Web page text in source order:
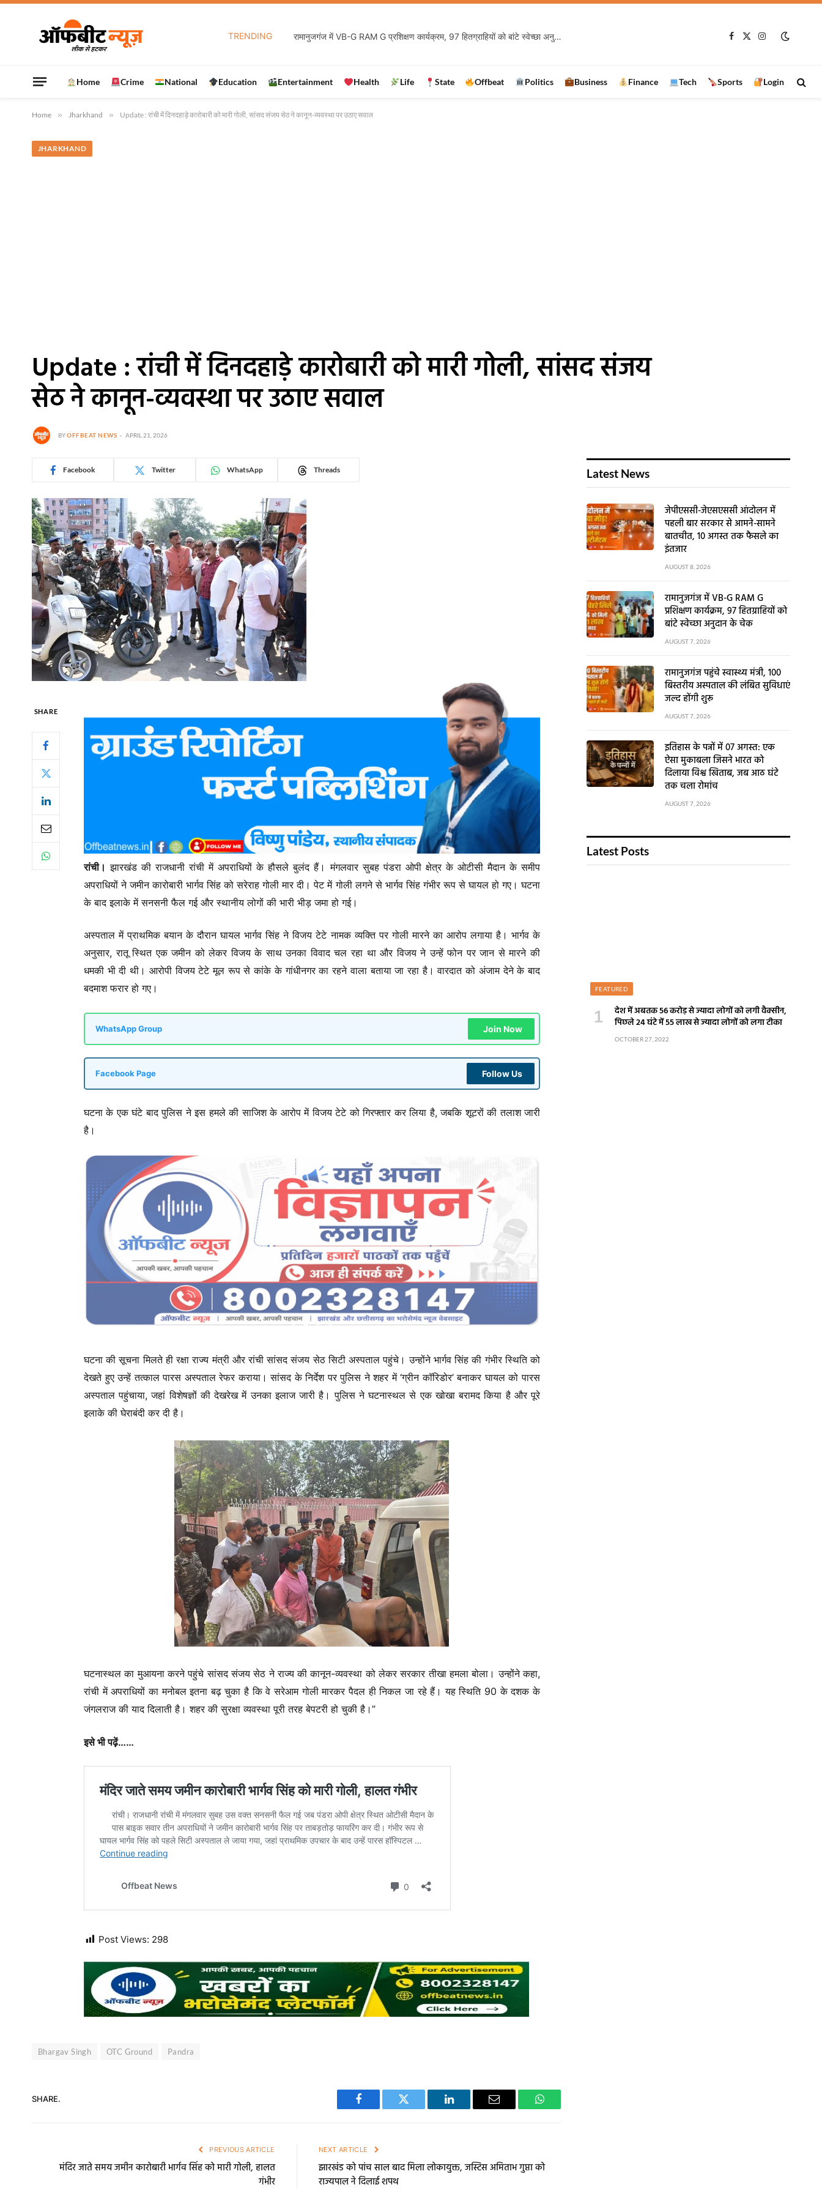
TRENDING रामानुजगंज में VB-G RAM G प्रशिक्षण कार्यक्रम, 97 हितग्राहियों को बांटे स्वेच्छा अनुदान के चेक
Facebook
X
Instagram
Home Crime National Education Entertainment Health Life State Offbeat Politics Business Finance Tech Sports Login
Home » Jharkhand » Update : रांची में दिनदहाड़े कारोबारी को मारी गोली, सांसद संजय सेठ ने कानून-व्यवस्था पर उठाए सवाल
JHARKHAND
Update : रांची में दिनदहाड़े कारोबारी को मारी गोली, सांसद संजय
सेठ ने कानून-व्यवस्था पर उठाए सवाल
BYOFFBEAT NEWS APRIL 21, 2026
Facebook Twitter WhatsApp Threads
SHARE
रांची। झारखंड की राजधानी रांची में अपराधियों के हौसले बुलंद हैं। मंगलवार सुबह पंडरा ओपी क्षेत्र के ओटीसी मैदान के समीप
अपराधियों ने जमीन कारोबारी भार्गव सिंह को सरेराह गोली मार दी। पेट में गोली लगने से भार्गव सिंह गंभीर रूप से घायल हो गए। घटना
के बाद इलाके में सनसनी फैल गई और स्थानीय लोगों की भारी भीड़ जमा हो गई।
अस्पताल में प्राथमिक बयान के दौरान घायल भार्गव सिंह ने विजय टेटे नामक व्यक्ति पर गोली मारने का आरोप लगाया है। भार्गव के
अनुसार, रातू स्थित एक जमीन को लेकर विजय के साथ उनका विवाद चल रहा था और विजय ने उन्हें फोन पर जान से मारने की
धमकी भी दी थी। आरोपी विजय टेटे मूल रूप से कांके के गांधीनगर का रहने वाला बताया जा रहा है। वारदात को अंजाम देने के बाद
बदमाश फरार हो गए।
WhatsApp Group Join Now
Facebook Page Follow Us
घटना के एक घंटे बाद पुलिस ने इस हमले की साजिश के आरोप में विजय टेटे को गिरफ्तार कर लिया है, जबकि शूटरों की तलाश जारी
है।
घटना की सूचना मिलते ही रक्षा राज्य मंत्री और रांची सांसद संजय सेठ सिटी अस्पताल पहुंचे। उन्होंने भार्गव सिंह की गंभीर स्थिति को
देखते हुए उन्हें तत्काल पारस अस्पताल रेफर कराया। सांसद के निर्देश पर पुलिस ने शहर में ‘ग्रीन कॉरिडोर’ बनाकर घायल को पारस
अस्पताल पहुंचाया, जहां विशेषज्ञों की देखरेख में उनका इलाज जारी है। पुलिस ने घटनास्थल से एक खोखा बरामद किया है और पूरे
इलाके की घेराबंदी कर दी है।
घटनास्थल का मुआयना करने पहुंचे सांसद संजय सेठ ने राज्य की कानून-व्यवस्था को लेकर सरकार तीखा हमला बोला। उन्होंने कहा,
रांची में अपराधियों का मनोबल इतना बढ़ चुका है कि वे सरेआम गोली मारकर पैदल ही निकल जा रहे हैं। यह स्थिति 90 के दशक के
जंगलराज की याद दिलाती है। शहर की सुरक्षा व्यवस्था पूरी तरह बेपटरी हो चुकी है।”
इसे भी पढ़ें……
Post Views: 298
Bhargav Singh OTC Ground Pandra
SHARE.
Facebook Twitter LinkedIn Email WhatsApp
PREVIOUS ARTICLE
मंदिर जाते समय जमीन कारोबारी भार्गव सिंह को मारी गोली, हालत
गंभीर
NEXT ARTICLE
झारखंड को पांच साल बाद मिला लोकायुक्त, जस्टिस अमिताभ गुप्ता को
राज्यपाल ने दिलाई शपथ
Latest News
जेपीएससी-जेएसएससी आंदोलन में
पहली बार सरकार से आमने-सामने
बातचीत, 10 अगस्त तक फैसले का
इंतजार
AUGUST 8, 2026
रामानुजगंज में VB-G RAM G
प्रशिक्षण कार्यक्रम, 97 हितग्राहियों को
बांटे स्वेच्छा अनुदान के चेक
AUGUST 7, 2026
रामानुजगंज पहुंचे स्वास्थ्य मंत्री, 100
बिस्तरीय अस्पताल की लंबित सुविधाएं
जल्द होंगी शुरू
AUGUST 7, 2026
इतिहास के पन्नों में 07 अगस्त: एक
ऐसा मुकाबला जिसने भारत को
दिलाया विश्व खिताब, जब आठ घंटे
तक चला रोमांच
AUGUST 7, 2026
Latest Posts
FEATURED
देश में अबतक 56 करोड़ से ज्यादा लोगों को लगी वैक्सीन,
पिछले 24 घंटे में 55 लाख से ज्यादा लोगों को लगा टीका
OCTOBER 27, 2022